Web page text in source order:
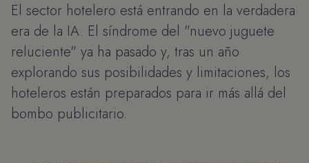
El sector hotelero está entrando en la verdadera
era de la IA. El síndrome del "nuevo juguete
reluciente" ya ha pasado y, tras un año
explorando sus posibilidades y limitaciones, los
hoteleros están preparados para ir más allá del
bombo publicitario.